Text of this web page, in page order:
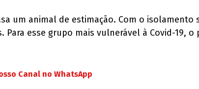
um animal de estimação. Com o isolamento
esse grupo mais vulnerável à Covid-19, o
Canal no WhatsApp